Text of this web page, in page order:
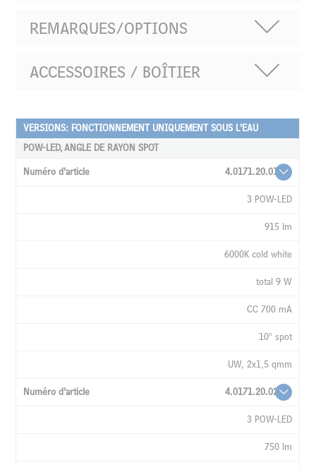
REMARQUES/OPTIONS
ACCESSOIRES / BOÎTIER
NUMÉRO
D’ARTICLE
SOURCE
VERSIONS: FONCTIONNEMENT UNIQUEMENT SOUS L’EAU
POW-LED, ANGLE DE RAYON SPOT
4.0171.20.01
3 POW-LED
915 lm
6000K cold white
total 9 W
CC 700 mA
10° spot
UW, 2x1,5 qmm
4.0171.20.02
3 POW-LED
750 lm